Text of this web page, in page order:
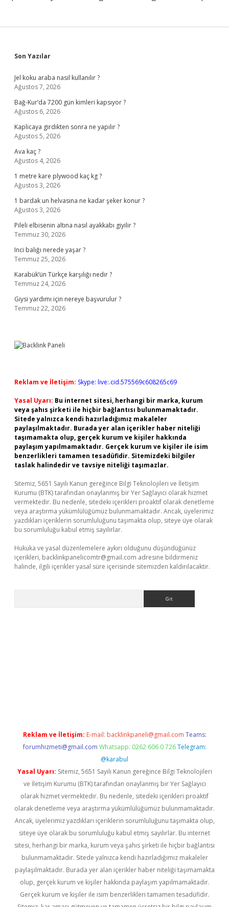
Sidebar
Son Yazılar
Jel koku araba nasıl kullanılır ?
Ağustos 7, 2026
Bağ-Kur’da 7200 gün kimleri kapsıyor ?
Ağustos 6, 2026
Kaplicaya girdikten sonra ne yapılır ?
Ağustos 5, 2026
Ava kaç ?
Ağustos 4, 2026
1 metre kare plywood kaç kg ?
Ağustos 3, 2026
1 bardak un helvasına ne kadar şeker konur ?
Ağustos 3, 2026
Pileli elbisenin altına nasıl ayakkabı giyilir ?
Temmuz 30, 2026
Inci balığı nerede yaşar ?
Temmuz 25, 2026
Karabük’ün Türkçe karşılığı nedir ?
Temmuz 24, 2026
Giysi yardımı için nereye başvurulur ?
Temmuz 22, 2026
Reklam ve İletişim: Skype: live:.cid.575569c608265c69
Yasal Uyarı: Bu internet sitesi, herhangi bir marka, kurum
veya şahıs şirketi ile hiçbir bağlantısı bulunmamaktadır.
Sitede yalnızca kendi hazırladığımız makaleler
paylaşılmaktadır. Burada yer alan içerikler haber niteliği
taşımamakta olup, gerçek kurum ve kişiler hakkında
paylaşım yapılmamaktadır. Gerçek kurum ve kişiler ile isim
benzerlikleri tamamen tesadüfidir. Sitemizdeki bilgiler
taslak halindedir ve tavsiye niteliği taşımazlar.
Sitemiz, 5651 Sayılı Kanun gereğince Bilgi Teknolojileri ve İletişim
Kurumu (BTK) tarafından onaylanmış bir Yer Sağlayıcı olarak hizmet
vermektedir. Bu nedenle, sitedeki içerikleri proaktif olarak denetleme
veya araştırma yükümlülüğümüz bulunmamaktadır. Ancak, üyelerimiz
yazdıkları içeriklerin sorumluluğunu taşımakta olup, siteye üye olarak
bu sorumluluğu kabul etmiş sayılırlar.
Hukuka ve yasal düzenlemelere aykırı olduğunu düşündüğünüz
içerikleri, backlinkpanelicomtr@gmail.com adresine bildirmeniz
halinde, ilgili içerikler yasal süre içerisinde sitemizden kaldırılacaktır.
Reklam ve İletişim: E-mail: backlinkpaneli@gmail.com Teams:
forumhizmeti@gmail.com Whatsapp: 0262 606 0 726 Telegram:
@karabul
Yasal Uyarı: Sitemiz, 5651 Sayılı Kanun gereğince Bilgi Teknolojileri
ve İletişim Kurumu (BTK) tarafından onaylanmış bir Yer Sağlayıcı
olarak hizmet vermektedir. Bu nedenle, sitedeki içerikleri proaktif
olarak denetleme veya araştırma yükümlülüğümüz bulunmamaktadır.
Ancak, üyelerimiz yazdıkları içeriklerin sorumluluğunu taşımakta olup,
siteye üye olarak bu sorumluluğu kabul etmiş sayılırlar. Bu internet
sitesi, herhangi bir marka, kurum veya şahıs şirketi ile hiçbir bağlantısı
bulunmamaktadır. Sitede yalnızca kendi hazırladığımız makaleler
paylaşılmaktadır. Burada yer alan içerikler haber niteliği taşımamakta
olup, gerçek kurum ve kişiler hakkında paylaşım yapılmamaktadır.
Gerçek kurum ve kişiler ile isim benzerlikleri tamamen tesadüfidir.